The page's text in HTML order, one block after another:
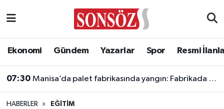
Ekonomi Gündem Yazarlar Spor Resmi
07:30 Manisa’da palet fabrikasında yangın: Fabrikada hasar oluştu
HABERLER EĞITIM
Asayiş
Ankara Nöbetçi Eczaneler